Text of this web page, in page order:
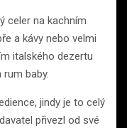
celer na kachním
a kávy nebo velmi
italského dezertu
baby.
jindy je to celý
přivezl od své